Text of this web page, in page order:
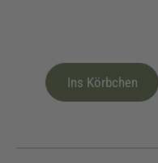
Ins Körbchen